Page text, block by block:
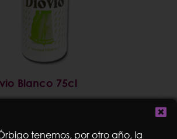
Blanco 75cl
tenemos, por otro año, la